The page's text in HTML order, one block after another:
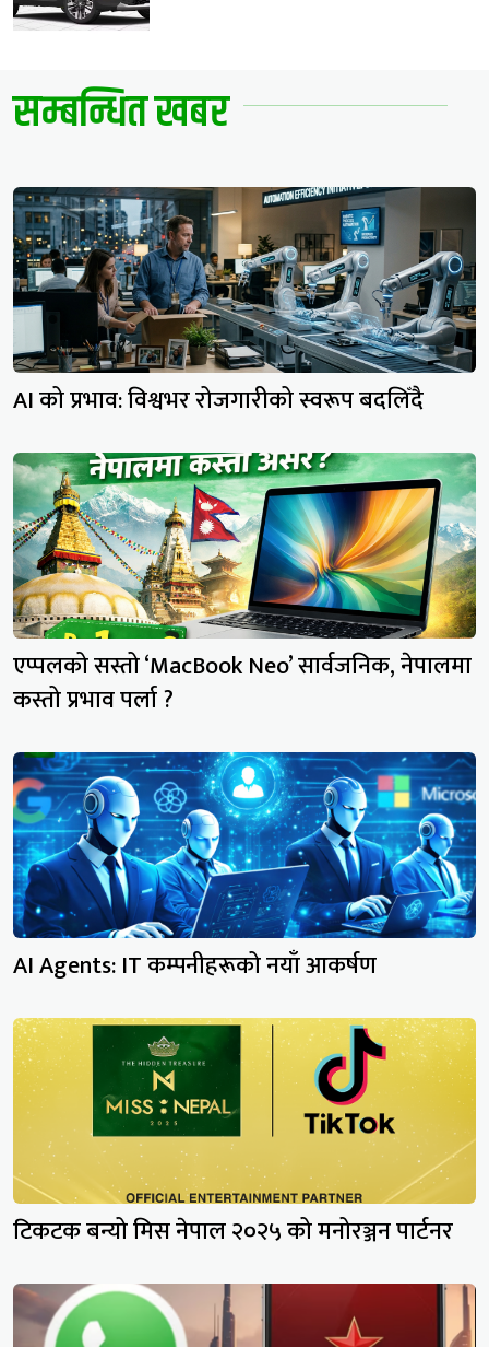
सम्बन्धित खबर
AI को प्रभाव: विश्वभर रोजगारीको स्वरूप बदलिँदै
एप्पलको सस्तो ‘MacBook Neo’ सार्वजनिक, नेपालमा
कस्तो प्रभाव पर्ला ?
AI Agents: IT कम्पनीहरूको नयाँ आकर्षण
टिकटक बन्यो मिस नेपाल २०२५ को मनोरञ्जन पार्टनर